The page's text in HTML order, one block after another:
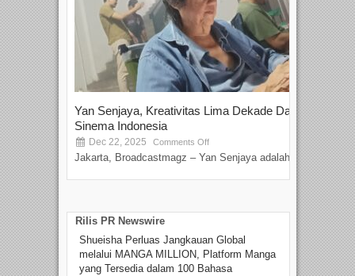
Yan Senjaya, Kreativitas Lima Dekade Dalam
Sinema Indonesia
Dec 22, 2025 Comments Off
Jakarta, Broadcastmagz – Yan Senjaya adalah...
Rilis PR Newswire
Shueisha Perluas Jangkauan Global
melalui MANGA MILLION, Platform Manga
yang Tersedia dalam 100 Bahasa